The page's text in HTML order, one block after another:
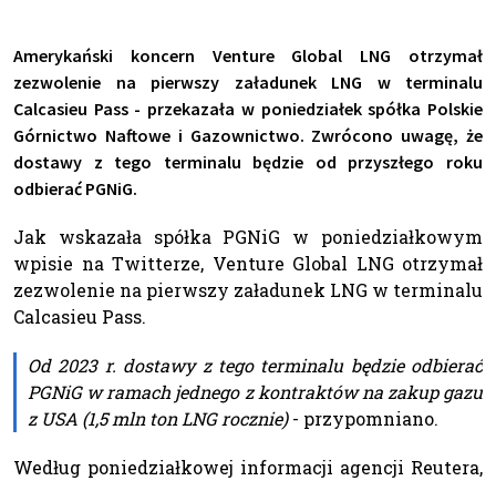
Amerykański koncern Venture Global LNG otrzymał
zezwolenie na pierwszy załadunek LNG w terminalu
Calcasieu Pass - przekazała w poniedziałek spółka Polskie
Górnictwo Naftowe i Gazownictwo. Zwrócono uwagę, że
dostawy z tego terminalu będzie od przyszłego roku
odbierać PGNiG.
Jak wskazała spółka PGNiG w poniedziałkowym
wpisie na Twitterze, Venture Global LNG otrzymał
zezwolenie na pierwszy załadunek LNG w terminalu
Calcasieu Pass.
Od 2023 r. dostawy z tego terminalu będzie odbierać
PGNiG w ramach jednego z kontraktów na zakup gazu
z USA (1,5 mln ton LNG rocznie)- przypomniano.
Według poniedziałkowej informacji agencji Reutera,